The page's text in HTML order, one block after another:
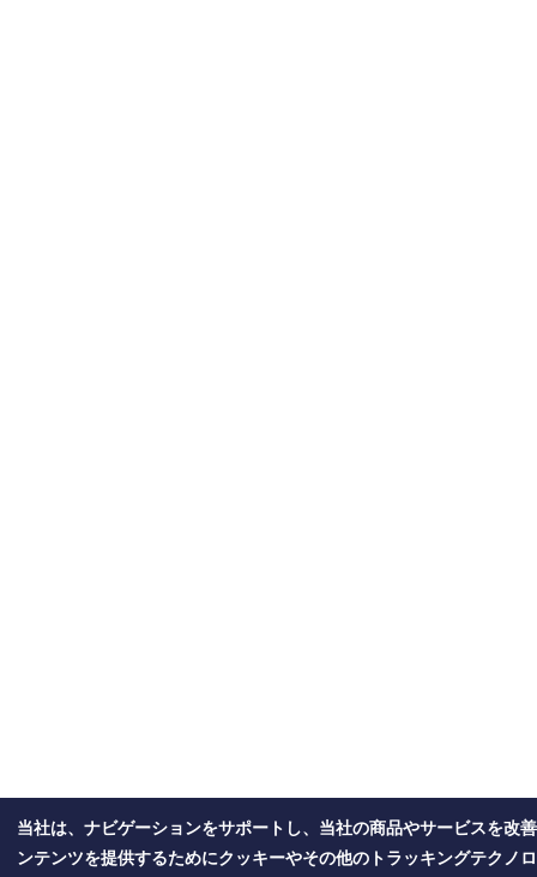
当社は、ナビゲーションをサポートし、当社の商品やサービスを改
ンテンツを提供するためにクッキーやその他のトラッキングテクノ